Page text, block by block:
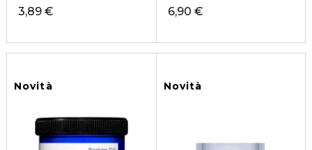
3,89 € 6,90 €
Novità Novità